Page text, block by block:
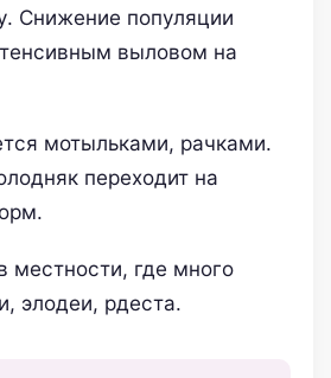
Снижение популяции
выловом на
мотыльками, рачками.
переходит на
местности, где много
элодеи, рдеста.